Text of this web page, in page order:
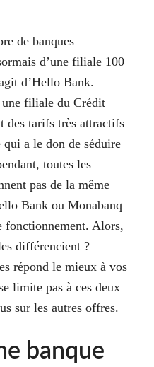
de banques
d’une filiale 100
d’Hello Bank.
une filiale du Crédit
des tarifs très attractifs
a le don de séduire
toutes les
pas de la même
Bank ou Monabanq
fonctionnement. Alors,
différencient ?
répond le mieux à vos
limite pas à ces deux
sur les autres offres.
banque